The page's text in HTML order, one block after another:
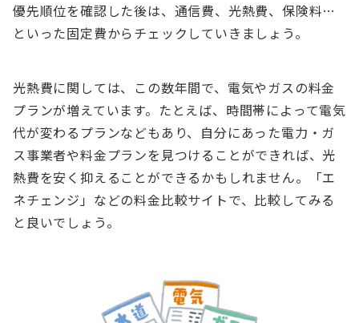
優先順位を確認した後は、通信費、光熱費、保険料…
といった固定費からチェックしていきましょう。
光熱費に関しては、この数年間で、電気やガスの料金
プランが増えています。たとえば、時間帯によって電気
代が変わるプランなどもあり、自分にあった電力・ガ
ス事業者や料金プランを見つけることができれば、光
熱費を安く抑えることができるかもしれません。「エ
ネチェンジ」などの料金比較サイトで、比較してみる
と良いでしょう。